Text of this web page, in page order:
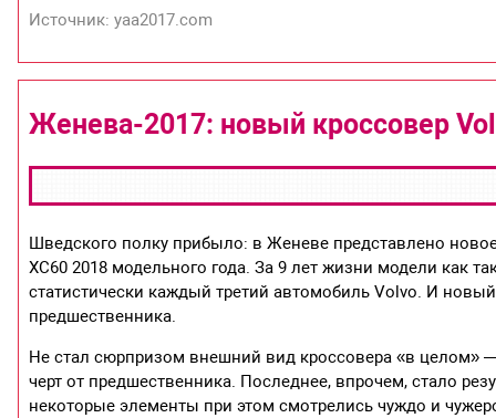
Источник: yaa2017.com
Женева-2017: новый кроссовер
Шведского полку прибыло: в Женеве представлено
XC60 2018 модельного года. За 9 лет жизни модели как
статистически каждый третий автомобиль Volvo. И
предшественника.
Не стал сюрпризом внешний вид кроссовера «в целом»
черт от предшественника. Последнее, впрочем, стало
некоторые элементы при этом смотрелись чуждо и